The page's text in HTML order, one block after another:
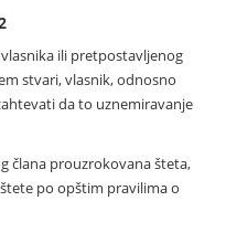
ili pretpostavljenog
stvari, vlasnik, odnosno
da to uznemiravanje
člana prouzrokovana šteta,
po opštim pravilima o